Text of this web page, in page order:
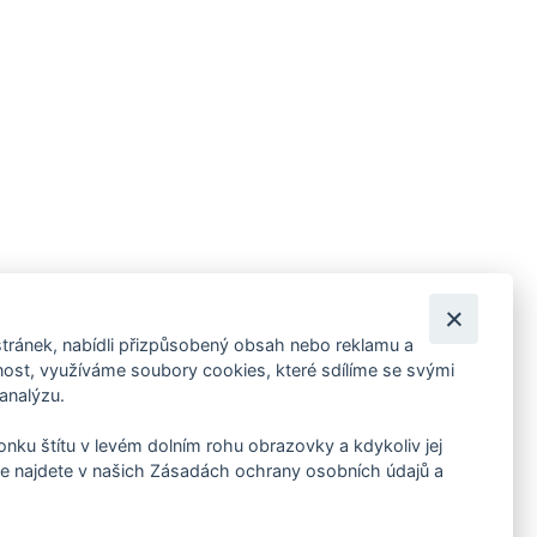
pozvánky na kulturní a sportovní akce?
nabídli přizpůsobený obsah nebo reklamu a
využíváme soubory cookies, které sdílíme se svými
štítu v levém dolním rohu obrazovky a kdykoliv jej
najdete v našich Zásadách ochrany osobních údajů a